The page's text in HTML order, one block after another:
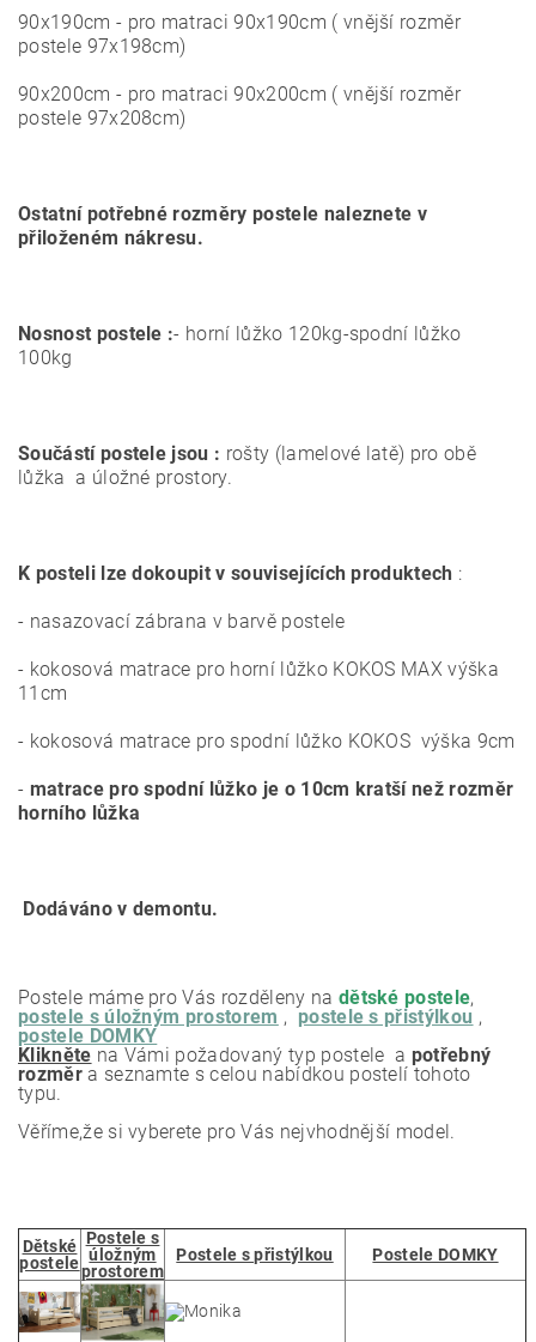
90x190cm - pro matraci 90x190cm ( vnější rozměr
postele 97x198cm)
90x200cm - pro matraci 90x200cm ( vnější rozměr
postele 97x208cm)
Ostatní potřebné rozměry postele naleznete v
přiloženém nákresu.
Nosnost postele :- horní lůžko 120kg-spodní lůžko
100kg
Součástí postele jsou : rošty (lamelové latě) pro obě
lůžka a úložné prostory.
K posteli lze dokoupit v souvisejících produktech :
- nasazovací zábrana v barvě postele
- kokosová matrace pro horní lůžko KOKOS MAX výška
11cm
- kokosová matrace pro spodní lůžko KOKOS výška 9cm
- matrace pro spodní lůžko je o 10cm kratší než rozměr
horního lůžka
Dodáváno v demontu.
Postele máme pro Vás rozděleny na dětské postele,
postele s úložným prostorem , postele s přistýlkou ,
postele DOMKY
Klikněte na Vámi požadovaný typ postele a potřebný
rozměra seznamte s celou nabídkou postelí tohoto
typu.
Věříme,že si vyberete pro Vás nejvhodnější model.
Dětské
postele
Postele s
úložným
prostorem
Postele s přistýlkou Postele DOMKY